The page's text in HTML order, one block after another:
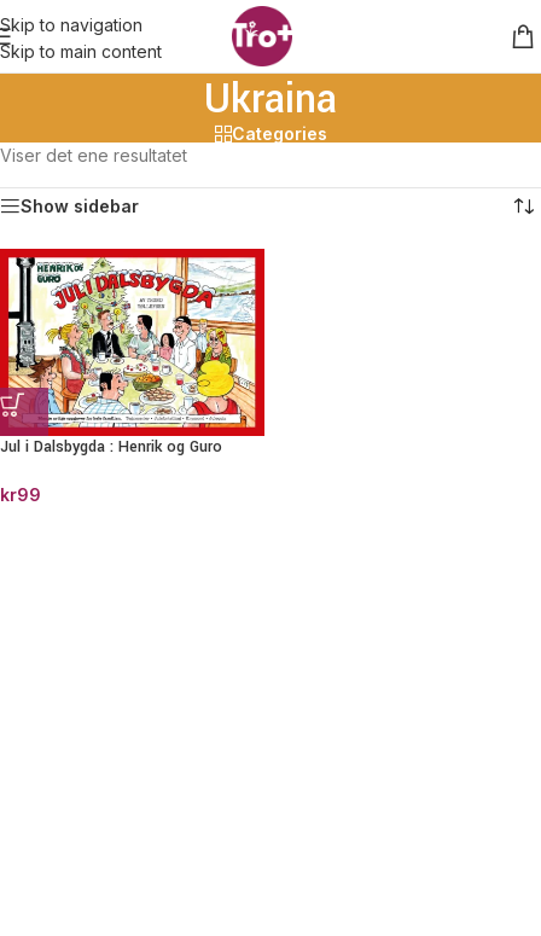
Skip to navigation
Skip to main content
Ukraina
Categories
Viser det ene resultatet
Show sidebar
Jul i Dalsbygda : Henrik og Guro
kr99